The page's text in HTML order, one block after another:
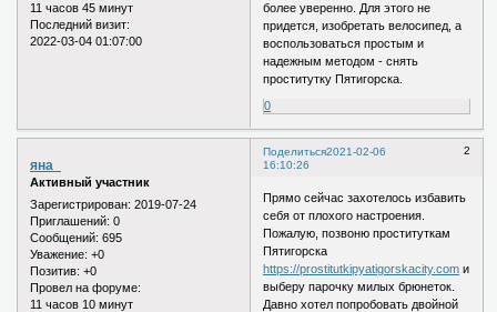
11 часов 45 минут
Последний визит:
2022-03-04 01:07:00
более уверенно. Для этого не
придется, изобретать велосипед, а
воспользоваться простым и
надежным методом - снять
проститутку Пятигорска.
0
Поделиться 2
2021-02-06
16:10:26
яна_
Активный участник
Зарегистрирован: 2019-07-24
Приглашений: 0
Сообщений: 695
Уважение: +0
Позитив: +0
Провел на форуме:
11 часов 10 минут
Прямо сейчас захотелось избавить
себя от плохого настроения.
Пожалую, позвоню проституткам
Пятигорска
https://prostitutkipyatigorskacity.com и
выберу парочку милых брюнеток.
Давно хотел попробовать двойной